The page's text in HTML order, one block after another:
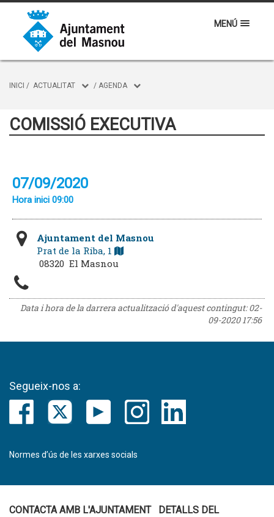
MENÚ
INICI / ACTUALITAT / AGENDA
COMISSIÓ EXECUTIVA
07/09/2020
Hora inici 09:00
Ajuntament del Masnou
Prat de la Riba, 1
08320 El Masnou
Data i hora de la darrera actualització d'aquest contingut:02-
09-2020 17:56
Segueix-nos a:
Normes d’ús de les xarxes socials
CONTACTA AMB L'AJUNTAMENT
DETALLS DEL